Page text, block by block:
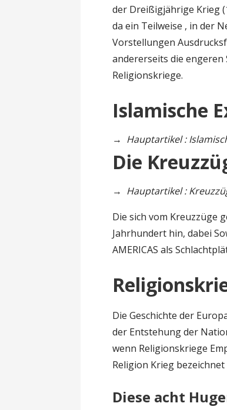
der Dreißigjährige Krieg
da ein Teilweise , in der
Vorstellungen
andererseits die
Religionskriege.
Islamische
→ Hauptartikel :
Die
→ Hauptartikel :
Die sich vom Kreuzzüge
Jahrhundert hin, dabei
AMERICAS als
Die Geschichte der
der Entstehung der
wenn Religionskriege
Religion Krieg
Diese acht